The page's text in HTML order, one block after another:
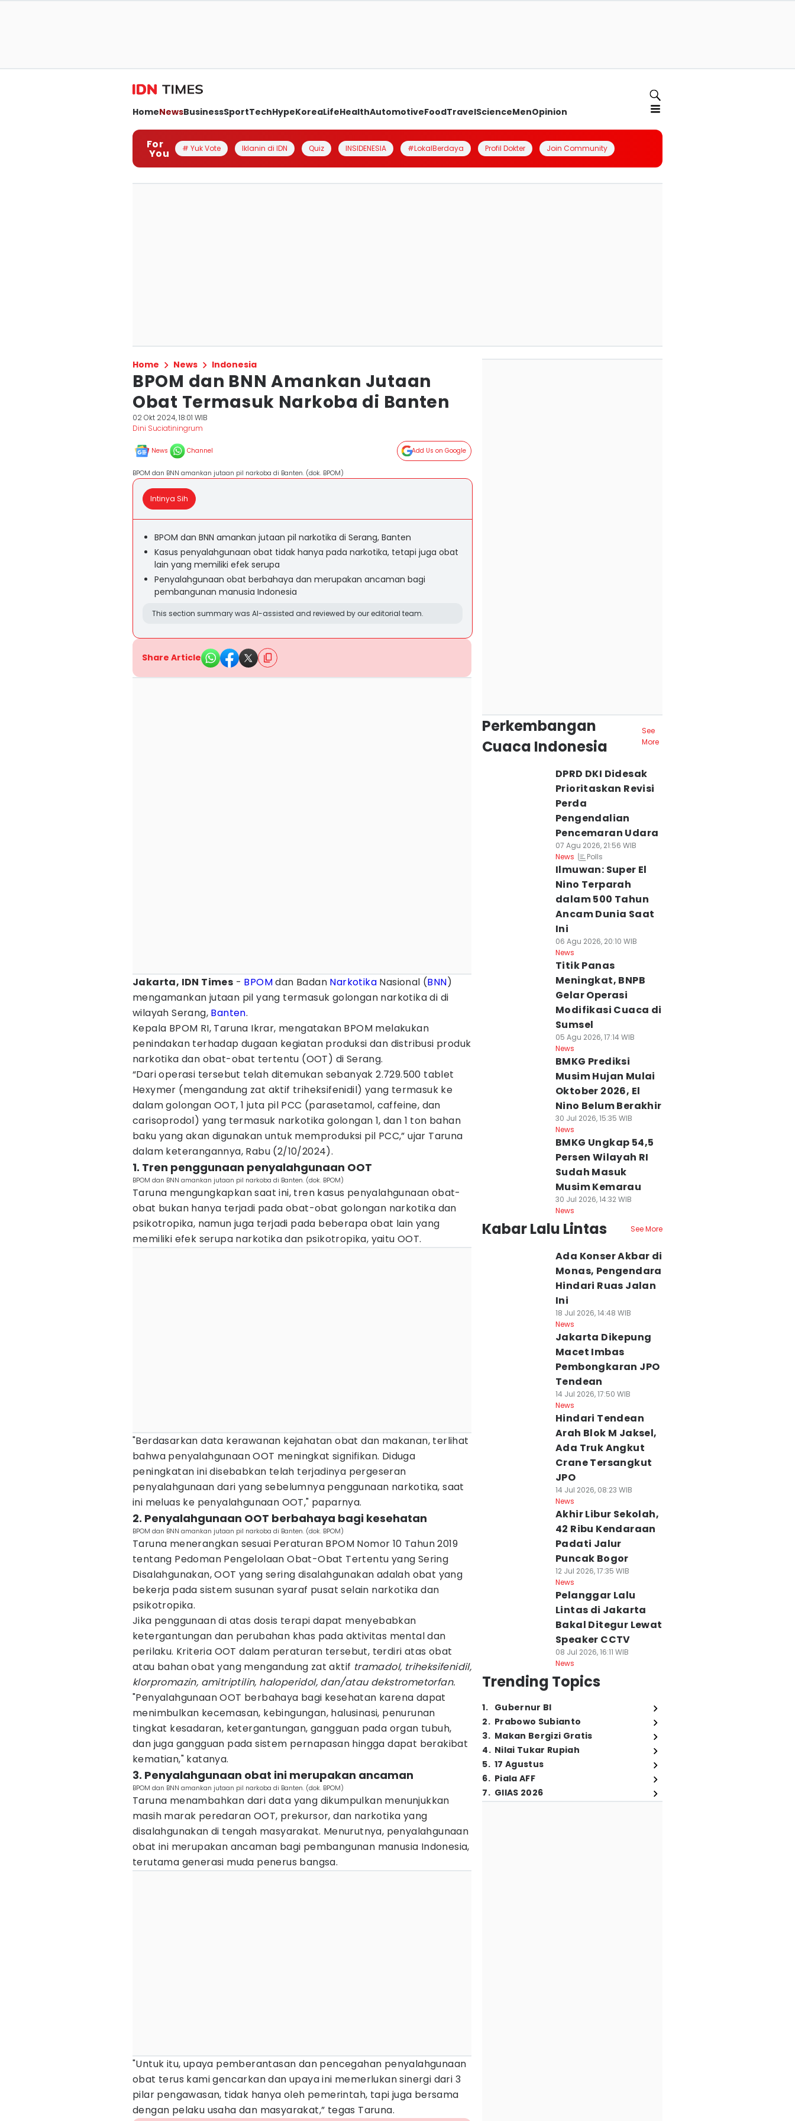
HomeNewsBusinessSportTechHypeKoreaLifeHealthAutomotiveFoodTravelScienceMenOpinion
For
You # Yuk Vote Iklanin di IDN Quiz INSIDENESIA #LokalBerdaya Profil Dokter Join Community
Home News Indonesia
BPOM dan BNN Amankan Jutaan
Obat Termasuk Narkoba di Banten
02 Okt 2024, 18:01 WIB
Dini Suciatiningrum
News Channel Add Us on Google
BPOM dan BNN amankan jutaan pil narkoba di Banten. (dok. BPOM)
Intinya Sih
BPOM dan BNN amankan jutaan pil narkotika di Serang, Banten
Kasus penyalahgunaan obat tidak hanya pada narkotika, tetapi juga obat
lain yang memiliki efek serupa
Penyalahgunaan obat berbahaya dan merupakan ancaman bagi
pembangunan manusia Indonesia
This section summary was AI-assisted and reviewed by our editorial team.
Share Article
Jakarta, IDN Times - BPOMdan Badan Narkotika Nasional (BNN)
mengamankan jutaan pil yang termasuk golongan narkotika di di
wilayah Serang, Banten.
Kepala BPOM RI, Taruna Ikrar, mengatakan BPOM melakukan
penindakan terhadap dugaan kegiatan produksi dan distribusi produk
narkotika dan obat-obat tertentu (OOT) di Serang.
“Dari operasi tersebut telah ditemukan sebanyak 2.729.500 tablet
Hexymer (mengandung zat aktif triheksifenidil) yang termasuk ke
dalam golongan OOT, 1 juta pil PCC (parasetamol, caffeine, dan
carisoprodol) yang termasuk narkotika golongan 1, dan 1 ton bahan
baku yang akan digunakan untuk memproduksi pil PCC,” ujar Taruna
dalam keterangannya, Rabu (2/10/2024).
1. Tren penggunaan penyalahgunaan OOT
BPOM dan BNN amankan jutaan pil narkoba di Banten. (dok. BPOM)
Taruna mengungkapkan saat ini, tren kasus penyalahgunaan obat-
obat bukan hanya terjadi pada obat-obat golongan narkotika dan
psikotropika, namun juga terjadi pada beberapa obat lain yang
memiliki efek serupa narkotika dan psikotropika, yaitu OOT.
"Berdasarkan data kerawanan kejahatan obat dan makanan, terlihat
bahwa penyalahgunaan OOT meningkat signifikan. Diduga
peningkatan ini disebabkan telah terjadinya pergeseran
penyalahgunaan dari yang sebelumnya penggunaan narkotika, saat
ini meluas ke penyalahgunaan OOT," paparnya.
2. Penyalahgunaan OOT berbahaya bagi kesehatan
BPOM dan BNN amankan jutaan pil narkoba di Banten. (dok. BPOM)
Taruna menerangkan sesuai Peraturan BPOM Nomor 10 Tahun 2019
tentang Pedoman Pengelolaan Obat-Obat Tertentu yang Sering
Disalahgunakan, OOT yang sering disalahgunakan adalah obat yang
bekerja pada sistem susunan syaraf pusat selain narkotika dan
psikotropika.
Jika penggunaan di atas dosis terapi dapat menyebabkan
ketergantungan dan perubahan khas pada aktivitas mental dan
perilaku. Kriteria OOT dalam peraturan tersebut, terdiri atas obat
atau bahan obat yang mengandung zat aktif tramadol, triheksifenidil,
klorpromazin, amitriptilin, haloperidol, dan/atau dekstrometorfan.
"Penyalahgunaan OOT berbahaya bagi kesehatan karena dapat
menimbulkan kecemasan, kebingungan, halusinasi, penurunan
tingkat kesadaran, ketergantungan, gangguan pada organ tubuh,
dan juga gangguan pada sistem pernapasan hingga dapat berakibat
kematian," katanya.
3. Penyalahgunaan obat ini merupakan ancaman
BPOM dan BNN amankan jutaan pil narkoba di Banten. (dok. BPOM)
Taruna menambahkan dari data yang dikumpulkan menunjukkan
masih marak peredaran OOT, prekursor, dan narkotika yang
disalahgunakan di tengah masyarakat. Menurutnya, penyalahgunaan
obat ini merupakan ancaman bagi pembangunan manusia Indonesia,
terutama generasi muda penerus bangsa.
"Untuk itu, upaya pemberantasan dan pencegahan penyalahgunaan
obat terus kami gencarkan dan upaya ini memerlukan sinergi dari 3
pilar pengawasan, tidak hanya oleh pemerintah, tapi juga bersama
dengan pelaku usaha dan masyarakat,” tegas Taruna.
Perkembangan
Cuaca Indonesia
See
More
DPRD DKI Didesak
Prioritaskan Revisi
Perda
Pengendalian
Pencemaran Udara
07 Agu 2026, 21:56 WIB
News
Polls
Ilmuwan: Super El
Nino Terparah
dalam 500 Tahun
Ancam Dunia Saat
Ini
06 Agu 2026, 20:10 WIB
News
Titik Panas
Meningkat, BNPB
Gelar Operasi
Modifikasi Cuaca di
Sumsel
05 Agu 2026, 17:14 WIB
News
BMKG Prediksi
Musim Hujan Mulai
Oktober 2026, El
Nino Belum Berakhir
30 Jul 2026, 15:35 WIB
News
BMKG Ungkap 54,5
Persen Wilayah RI
Sudah Masuk
Musim Kemarau
30 Jul 2026, 14:32 WIB
News
Kabar Lalu Lintas See More
Ada Konser Akbar di
Monas, Pengendara
Hindari Ruas Jalan
Ini
18 Jul 2026, 14:48 WIB
News
Jakarta Dikepung
Macet Imbas
Pembongkaran JPO
Tendean
14 Jul 2026, 17:50 WIB
News
Hindari Tendean
Arah Blok M Jaksel,
Ada Truk Angkut
Crane Tersangkut
JPO
14 Jul 2026, 08:23 WIB
News
Akhir Libur Sekolah,
42 Ribu Kendaraan
Padati Jalur
Puncak Bogor
12 Jul 2026, 17:35 WIB
News
Pelanggar Lalu
Lintas di Jakarta
Bakal Ditegur Lewat
Speaker CCTV
08 Jul 2026, 16:11 WIB
News
Trending Topics
1. Gubernur BI
2. Prabowo Subianto
3. Makan Bergizi Gratis
4. Nilai Tukar Rupiah
5. 17 Agustus
6. Piala AFF
7. GIIAS 2026